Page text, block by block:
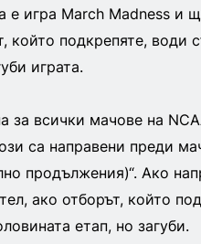
е игра March Madness и
който подкрепяте, води
играта.
за всички мачове на
са направени преди
продължения)“. Ако
ако отборът, който
етап, но загуби.